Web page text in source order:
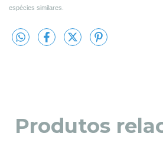
espécies similares.
Produtos